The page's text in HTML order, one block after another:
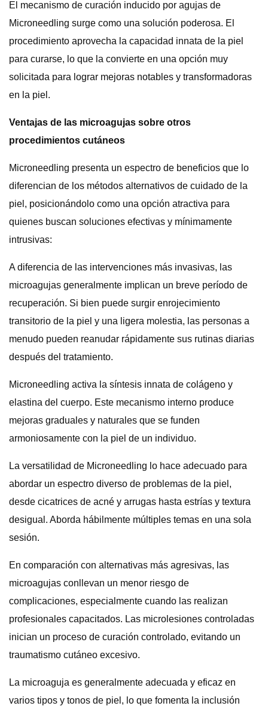
El mecanismo de curación inducido por agujas de
Microneedling surge como una solución poderosa. El
procedimiento aprovecha la capacidad innata de la piel
para curarse, lo que la convierte en una opción muy
solicitada para lograr mejoras notables y transformadoras
en la piel.
Ventajas de las microagujas sobre otros
procedimientos cutáneos
Microneedling presenta un espectro de beneficios que lo
diferencian de los métodos alternativos de cuidado de la
piel, posicionándolo como una opción atractiva para
quienes buscan soluciones efectivas y mínimamente
intrusivas:
A diferencia de las intervenciones más invasivas, las
microagujas generalmente implican un breve período de
recuperación. Si bien puede surgir enrojecimiento
transitorio de la piel y una ligera molestia, las personas a
menudo pueden reanudar rápidamente sus rutinas diarias
después del tratamiento.
Microneedling activa la síntesis innata de colágeno y
elastina del cuerpo. Este mecanismo interno produce
mejoras graduales y naturales que se funden
armoniosamente con la piel de un individuo.
La versatilidad de Microneedling lo hace adecuado para
abordar un espectro diverso de problemas de la piel,
desde cicatrices de acné y arrugas hasta estrías y textura
desigual. Aborda hábilmente múltiples temas en una sola
sesión.
En comparación con alternativas más agresivas, las
microagujas conllevan un menor riesgo de
complicaciones, especialmente cuando las realizan
profesionales capacitados. Las microlesiones controladas
inician un proceso de curación controlado, evitando un
traumatismo cutáneo excesivo.
La microaguja es generalmente adecuada y eficaz en
varios tipos y tonos de piel, lo que fomenta la inclusión